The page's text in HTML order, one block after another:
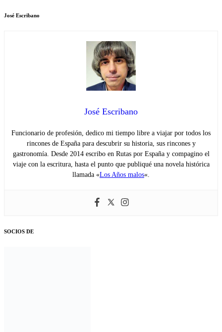
José Escribano
José Escribano
Funcionario de profesión, dedico mi tiempo libre a viajar por todos los
rincones de España para descubrir su historia, sus rincones y
gastronomía. Desde 2014 escribo en Rutas por España y compagino el
viaje con la escritura, hasta el punto que publiqué una novela histórica
llamada «Los Años malos«.
SOCIOS DE